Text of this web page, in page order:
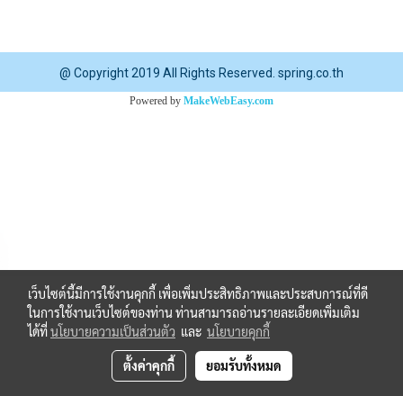
@ Copyright 2019 All Rights Reserved. spring.co.th
Powered by MakeWebEasy.com
เว็บไซต์นี้มีการใช้งานคุกกี้ เพื่อเพิ่มประสิทธิภาพและประสบการณ์ที่ดี
ในการใช้งานเว็บไซต์ของท่าน ท่านสามารถอ่านรายละเอียดเพิ่มเติม
ได้ที่นโยบายความเป็นส่วนตัว และ นโยบายคุกกี้
ตั้งค่าคุกกี้ ยอมรับทั้งหมด